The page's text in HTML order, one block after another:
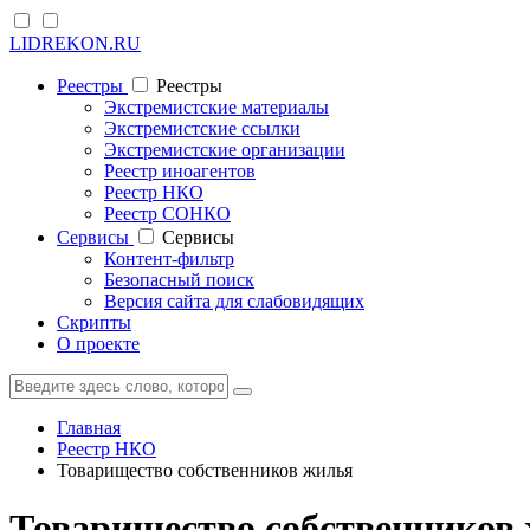
LIDREKON.RU
Реестры
Реестры
Экстремистские материалы
Экстремистские ссылки
Экстремистские организации
Реестр иноагентов
Реестр НКО
Реестр СОНКО
Cервисы
Cервисы
Контент-фильтр
Безопасный поиск
Версия сайта для слабовидящих
Скрипты
О проекте
Главная
Реестр НКО
Товарищество собственников жилья